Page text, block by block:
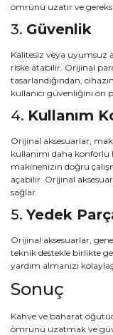
ömrünü uzatır ve
3. Güvenlik
Kalitesiz veya uyumsuz
riske atabilir. Orijinal
tasarlandığından,
kullanıcı güvenliğini ön
4. Kullanım
Orijinal aksesuarlar,
kullanımı daha
makinenizin doğru
açabilir. Orijinal
sağlar.
5.Yedek
Orijinal aksesuarlar,
teknik destekle birlikte
yardım almanızı
Sonuç
Kahve ve baharat
ömrünü uzatmak ve